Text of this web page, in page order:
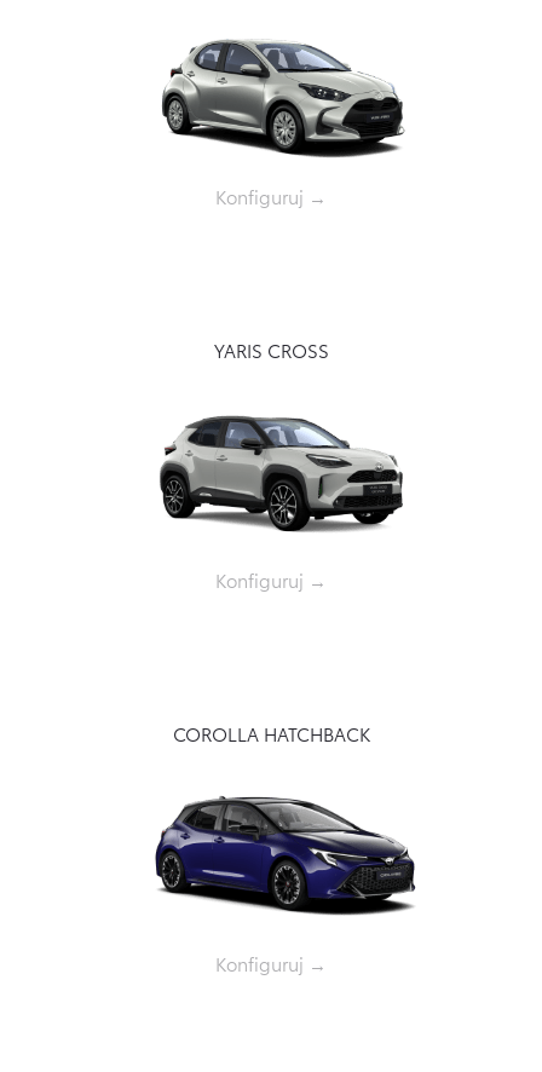
Konfiguruj →
YARIS CROSS
Konfiguruj →
COROLLA HATCHBACK
Konfiguruj →